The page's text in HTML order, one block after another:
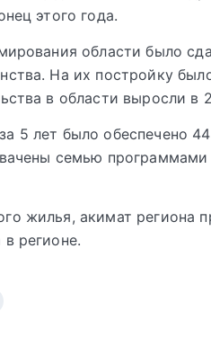
этого года.
области было
На их постройку
в области выросли в
5 лет было обеспечено
семью программами
жилья, акимат региона
регионе.